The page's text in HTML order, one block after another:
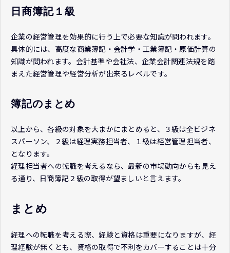
日商簿記１級
企業の経営管理を効果的に行う上で必要な知識が問われます。
具体的には、高度な商業簿記・会計学・工業簿記・原価計算の
知識が問われます。会計基準や会社法、企業会計関連法規を踏
まえた経営管理や経営分析が出来るレベルです。
簿記のまとめ
以上から、各級の対象を大まかにまとめると、３級は全ビジネ
スパーソン、２級は経理実務担当者、１級は経営管理担当者、
となります。
経理担当者への転職を考えるなら、最新の市場動向からも見え
る通り、日商簿記２級の取得が望ましいと言えます。
まとめ
経理への転職を考える際、経験と資格は重要になりますが、経
理経験が無くとも、資格の取得で不利をカバーすることは十分